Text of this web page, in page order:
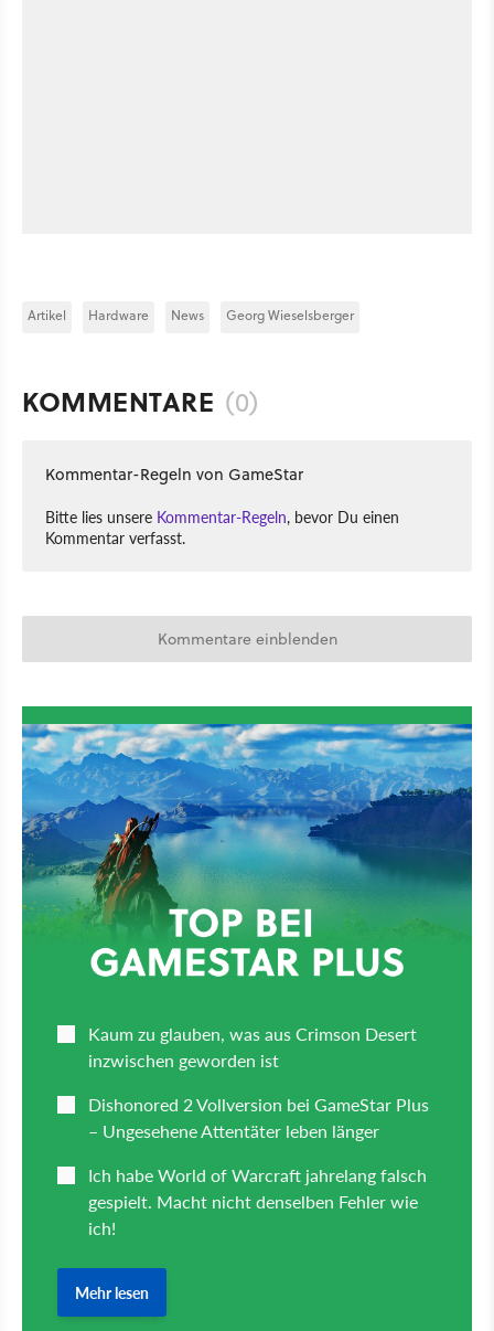
Artikel Hardware News Georg Wieselsberger
KOMMENTARE (0)
Kommentar-Regeln von GameStar
Bitte lies unsere Kommentar-Regeln, bevor Du einen
Kommentar verfasst.
Kommentare einblenden